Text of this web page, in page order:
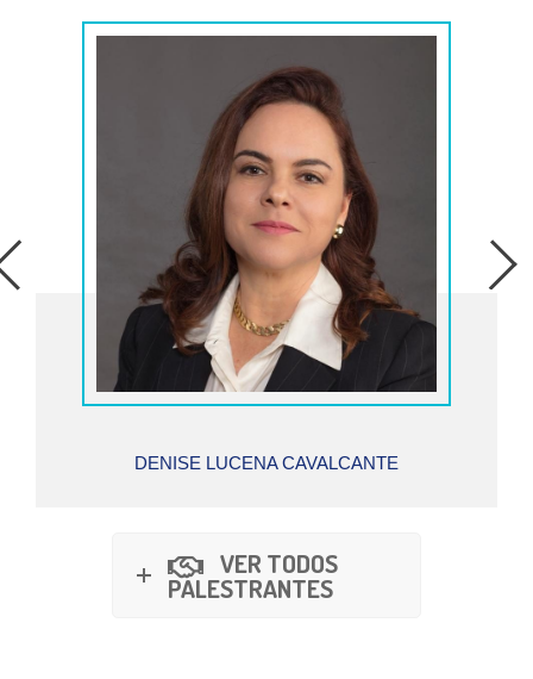
DENISE LUCENA CAVALCANTE
VER TODOS
PALESTRANTES